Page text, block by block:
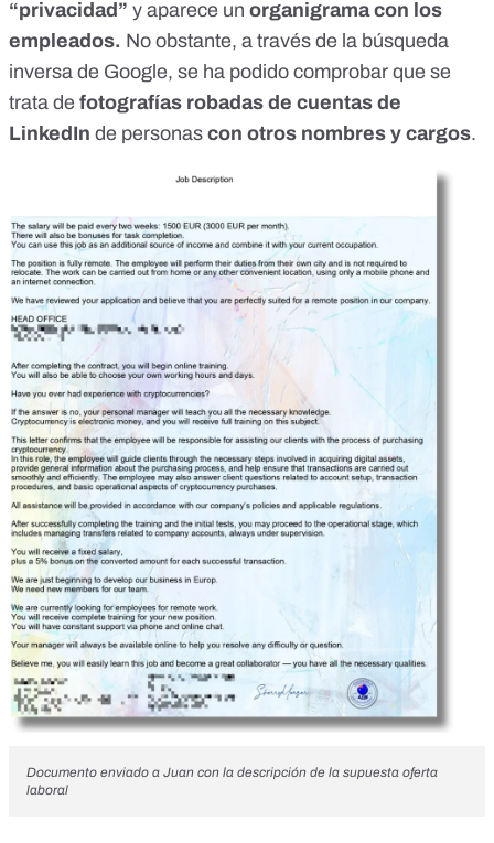
“privacidad” y aparece un organigrama con los
empleados. No obstante, a través de la búsqueda
inversa de Google, se ha podido comprobar que se
trata de fotografías robadas de cuentas de
LinkedIn de personas con otros nombres y cargos.
Documento enviado a Juan con la descripción de la supuesta oferta
laboral